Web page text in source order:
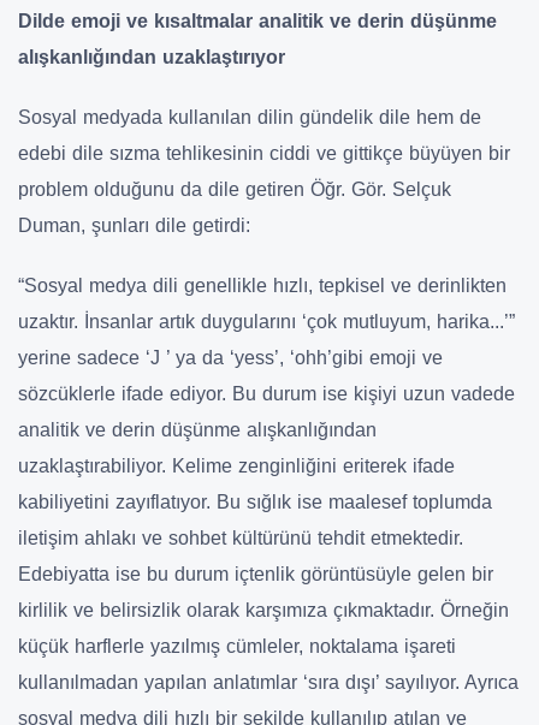
Dilde emoji ve kısaltmalar analitik ve derin düşünme
alışkanlığından uzaklaştırıyor
Sosyal medyada kullanılan dilin gündelik dile hem de
edebi dile sızma tehlikesinin ciddi ve gittikçe büyüyen bir
problem olduğunu da dile getiren Öğr. Gör. Selçuk
Duman, şunları dile getirdi:
“Sosyal medya dili genellikle hızlı, tepkisel ve derinlikten
uzaktır. İnsanlar artık duygularını ‘çok mutluyum, harika...’”
yerine sadece ‘J ’ ya da ‘yess’, ‘ohh’gibi emoji ve
sözcüklerle ifade ediyor. Bu durum ise kişiyi uzun vadede
analitik ve derin düşünme alışkanlığından
uzaklaştırabiliyor. Kelime zenginliğini eriterek ifade
kabiliyetini zayıflatıyor. Bu sığlık ise maalesef toplumda
iletişim ahlakı ve sohbet kültürünü tehdit etmektedir.
Edebiyatta ise bu durum içtenlik görüntüsüyle gelen bir
kirlilik ve belirsizlik olarak karşımıza çıkmaktadır. Örneğin
küçük harflerle yazılmış cümleler, noktalama işareti
kullanılmadan yapılan anlatımlar ‘sıra dışı’ sayılıyor. Ayrıca
sosyal medya dili hızlı bir şekilde kullanılıp atılan ve